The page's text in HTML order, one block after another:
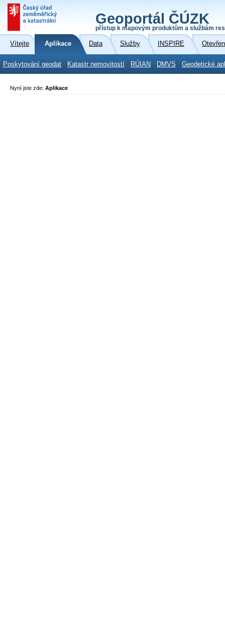
Geoportál ČÚZK
přístup k mapovým produktům a službám
Vítejte Aplikace Data Služby INSPIRE
Poskytování geodat Katastr nemovitostí RÚIAN DMVS Geodetické
Nyní jste zde: Aplikace